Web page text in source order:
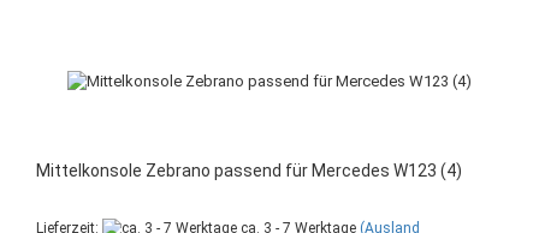
Mittelkonsole Zebrano passend für Mercedes W123 (4)
Lieferzeit: ca. 3 - 7 Werktage (Ausland